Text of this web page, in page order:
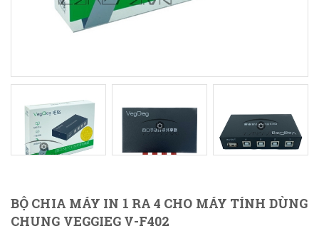
BỘ CHIA MÁY IN 1 RA 4 CHO MÁY TÍNH DÙNG
CHUNG VEGGIEG V-F402